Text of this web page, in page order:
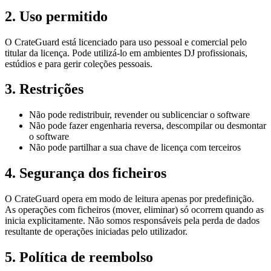
2. Uso permitido
O CrateGuard está licenciado para uso pessoal e comercial pelo
titular da licença. Pode utilizá-lo em ambientes DJ profissionais,
estúdios e para gerir coleções pessoais.
3. Restrições
Não pode redistribuir, revender ou sublicenciar o software
Não pode fazer engenharia reversa, descompilar ou desmontar
o software
Não pode partilhar a sua chave de licença com terceiros
4. Segurança dos ficheiros
O CrateGuard opera em modo de leitura apenas por predefinição.
As operações com ficheiros (mover, eliminar) só ocorrem quando as
inicia explicitamente. Não somos responsáveis pela perda de dados
resultante de operações iniciadas pelo utilizador.
5. Política de reembolso